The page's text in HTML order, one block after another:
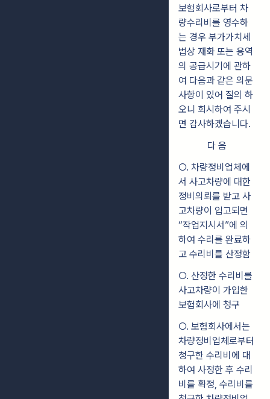
보험회사로부터 차
량수리비를 영수하
는 경우 부가가치세
법상 재화 또는 용역
의 공급시기에 관하
여 다음과 같은 의문
사항이 있어 질의 하
오니 회시하여 주시
면 감사하겠습니다.
다 음
○. 차량정비업체에
서 사고차량에 대한
정비의뢰를 받고 사
고차량이 입고되면
“작업지시서”에 의
하여 수리를 완료하
고 수리비를 산정함
○. 산정한 수리비를
사고차량이 가입한
보험회사에 청구
○. 보험회사에서는
차량정비업체로부터
청구한 수리비에 대
하여 사정한 후 수리
비를 확정, 수리비를